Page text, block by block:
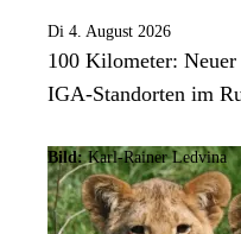
Di 4. August 2026
100 Kilometer:
IGA-Standorten im
Bild: Karl-Rainer Ledvina